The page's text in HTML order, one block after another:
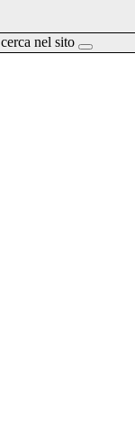
cerca nel sito